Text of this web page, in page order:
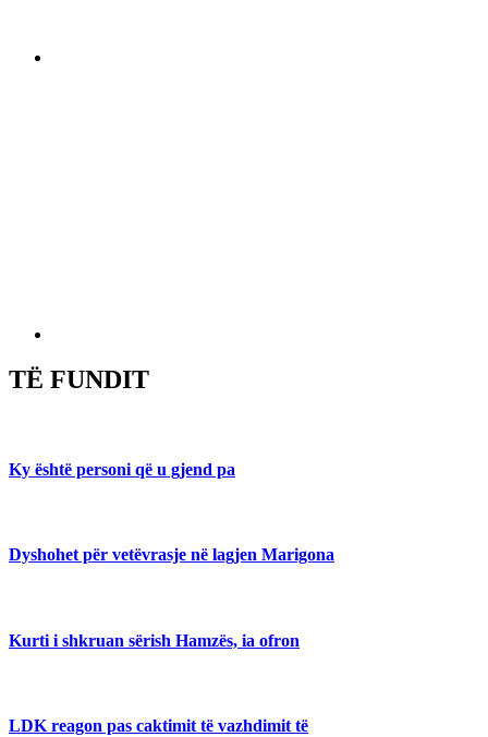
TË FUNDIT
Ky është personi që u gjend pa
Dyshohet për vetëvrasje në lagjen Marigona
Kurti i shkruan sërish Hamzës, ia ofron
LDK reagon pas caktimit të vazhdimit të